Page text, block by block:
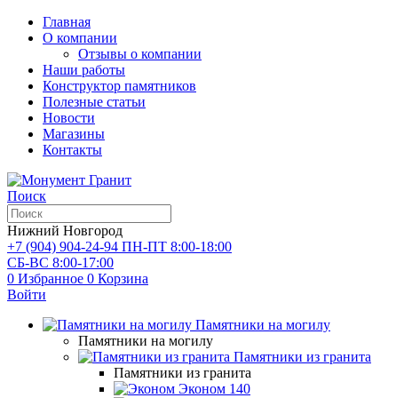
Главная
О компании
Отзывы о компании
Наши работы
Конструктор памятников
Полезные статьи
Новости
Магазины
Контакты
Поиск
Нижний Новгород
+7 (904) 904-24-94 ПН-ПТ 8:00-18:00
СБ-ВС 8:00-17:00
0 Избранное 0 Корзина
Войти
Памятники на могилу
Памятники на могилу
Памятники из гранита
Памятники из гранита
Эконом 140